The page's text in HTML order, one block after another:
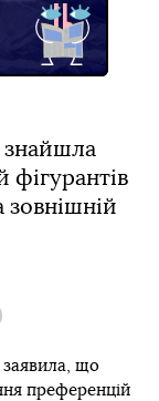
знайшла
фігурантів
зовнішній
що
преференцій